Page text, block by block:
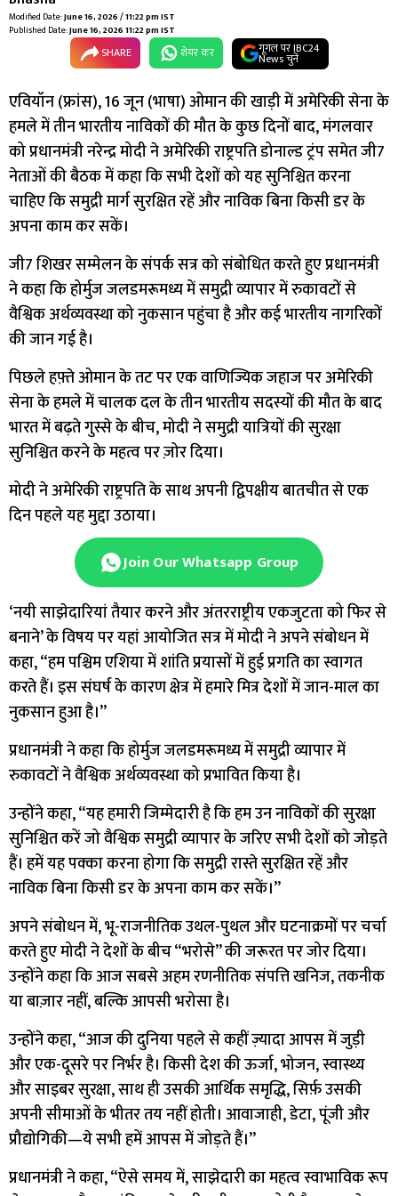
Modified Date:June 16, 2026 / 11:22 pm IST
Published Date:June 16, 2026 11:22 pm IST
SHARE शेयर कर गूगल पर IBC24
News चुनें
एवियॉन (फ्रांस), 16 जून (भाषा) ओमान की खाड़ी में अमेरिकी सेना के
हमले में तीन भारतीय नाविकों की मौत के कुछ दिनों बाद, मंगलवार
को प्रधानमंत्री नरेन्द्र मोदी ने अमेरिकी राष्ट्रपति डोनाल्ड ट्रंप समेत जी7
नेताओं की बैठक में कहा कि सभी देशों को यह सुनिश्चित करना
चाहिए कि समुद्री मार्ग सुरक्षित रहें और नाविक बिना किसी डर के
अपना काम कर सकें।
जी7 शिखर सम्मेलन के संपर्क सत्र को संबोधित करते हुए प्रधानमंत्री
ने कहा कि होर्मुज जलडमरूमध्य में समुद्री व्यापार में रुकावटों से
वैश्विक अर्थव्यवस्था को नुकसान पहुंचा है और कई भारतीय नागरिकों
की जान गई है।
पिछले हफ़्ते ओमान के तट पर एक वाणिज्यिक जहाज पर अमेरिकी
सेना के हमले में चालक दल के तीन भारतीय सदस्यों की मौत के बाद
भारत में बढ़ते गुस्से के बीच, मोदी ने समुद्री यात्रियों की सुरक्षा
सुनिश्चित करने के महत्व पर ज़ोर दिया।
मोदी ने अमेरिकी राष्ट्रपति के साथ अपनी द्विपक्षीय बातचीत से एक
दिन पहले यह मुद्दा उठाया।
Join Our Whatsapp Group
‘नयी साझेदारियां तैयार करने और अंतरराष्ट्रीय एकजुटता को फिर से
बनाने’ के विषय पर यहां आयोजित सत्र में मोदी ने अपने संबोधन में
कहा, “हम पश्चिम एशिया में शांति प्रयासों में हुई प्रगति का स्वागत
करते हैं। इस संघर्ष के कारण क्षेत्र में हमारे मित्र देशों में जान-माल का
नुकसान हुआ है।”
प्रधानमंत्री ने कहा कि होर्मुज जलडमरूमध्य में समुद्री व्यापार में
रुकावटों ने वैश्विक अर्थव्यवस्था को प्रभावित किया है।
उन्होंने कहा, “यह हमारी जिम्मेदारी है कि हम उन नाविकों की सुरक्षा
सुनिश्चित करें जो वैश्विक समुद्री व्यापार के जरिए सभी देशों को जोड़ते
हैं। हमें यह पक्का करना होगा कि समुद्री रास्ते सुरक्षित रहें और
नाविक बिना किसी डर के अपना काम कर सकें।”
अपने संबोधन में, भू-राजनीतिक उथल-पुथल और घटनाक्रमों पर चर्चा
करते हुए मोदी ने देशों के बीच “भरोसे” की जरूरत पर जोर दिया।
उन्होंने कहा कि आज सबसे अहम रणनीतिक संपत्ति खनिज, तकनीक
या बाज़ार नहीं, बल्कि आपसी भरोसा है।
उन्होंने कहा, “आज की दुनिया पहले से कहीं ज़्यादा आपस में जुड़ी
और एक-दूसरे पर निर्भर है। किसी देश की ऊर्जा, भोजन, स्वास्थ्य
और साइबर सुरक्षा, साथ ही उसकी आर्थिक समृद्धि, सिर्फ़ उसकी
अपनी सीमाओं के भीतर तय नहीं होती। आवाजाही, डेटा, पूंजी और
प्रौद्योगिकी—ये सभी हमें आपस में जोड़ते हैं।”
प्रधानमंत्री ने कहा, “ऐसे समय में, साझेदारी का महत्व स्वाभाविक रूप